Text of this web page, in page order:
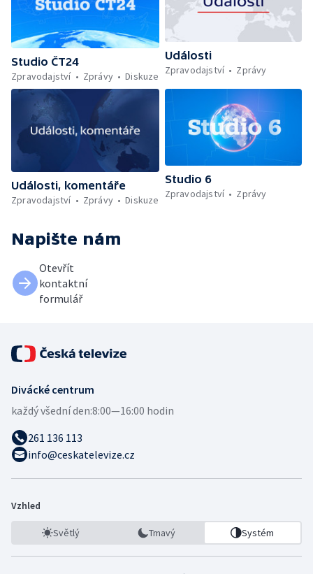
Studio ČT24
Zpravodajství
Zprávy Diskuze
Události
Zpravodajství
Zprávy
Události, komentáře
Zpravodajství
Zprávy Diskuze
Studio 6
Zpravodajství
Zprávy
Napište nám
Otevřít
kontaktní
formulář
Divácké centrum
každý všední den:8:00—16:00 hodin
261 136 113
info@ceskatelevize.cz
Vzhled
Světlý Tmavý Systém